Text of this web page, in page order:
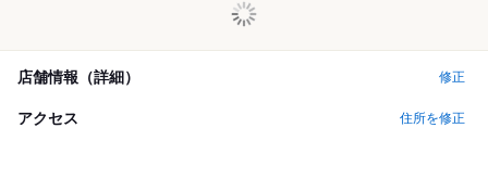
店舗情報（詳細） 修正
アクセス 住所を修正